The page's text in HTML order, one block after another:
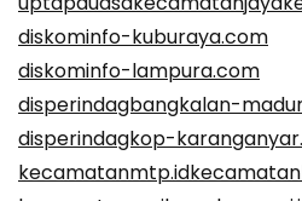
diskominfo-kuburaya.com
diskominfo-lampura.com
disperindagbangkalan-
disperindagkop-
kecamatanmtp.id